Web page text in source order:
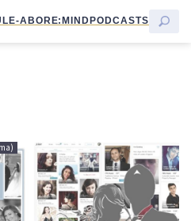
ABORE:MINDPODCASTS